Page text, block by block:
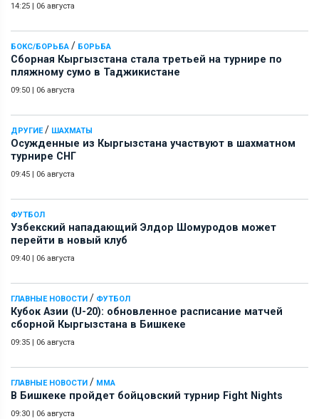
14:25 | 06 августа
БОКС/БОРЬБА / БОРЬБА
Сборная Кыргызстана стала третьей на турнире по
пляжному сумо в Таджикистане
09:50 | 06 августа
ДРУГИЕ/ ШАХМАТЫ
Осужденные из Кыргызстана участвуют в шахматном
турнире СНГ
09:45 | 06 августа
ФУТБОЛ
Узбекский нападающий Элдор Шомуродов может
перейти в новый клуб
09:40 | 06 августа
ГЛАВНЫЕ НОВОСТИ / ФУТБОЛ
Кубок Азии (U-20): обновленное расписание матчей
сборной Кыргызстана в Бишкеке
09:35 | 06 августа
ГЛАВНЫЕ НОВОСТИ / ММА
В Бишкеке пройдет бойцовский турнир Fight Nights
09:30 | 06 августа